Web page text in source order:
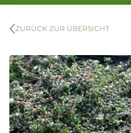
ZURÜCK ZUR ÜBERSICHT